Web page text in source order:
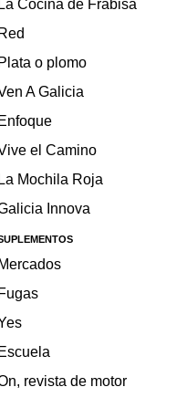
Cocina de Frabisa
o plomo
A Galicia
el Camino
Mochila Roja
Innova
revista de motor